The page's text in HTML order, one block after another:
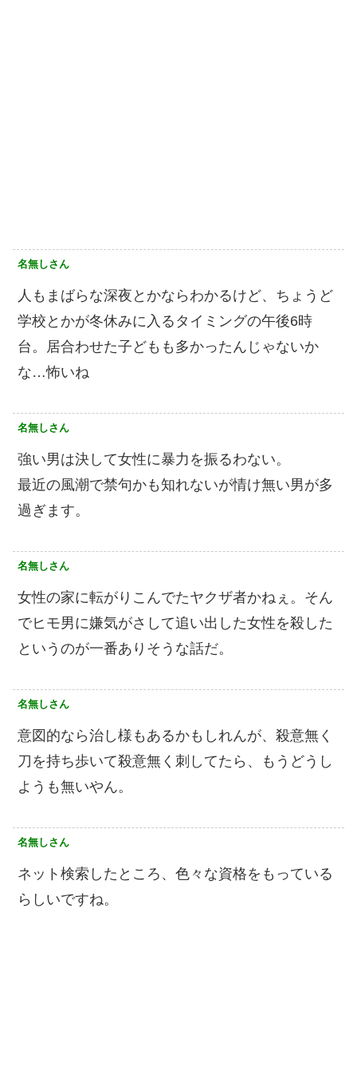
名無しさん
人もまばらな深夜とかならわかるけど、ちょうど
学校とかが冬休みに入るタイミングの午後6時
台。居合わせた子どもも多かったんじゃないか
な…怖いね
名無しさん
強い男は決して女性に暴力を振るわない。
最近の風潮で禁句かも知れないが情け無い男が多
過ぎます。
名無しさん
女性の家に転がりこんでたヤクザ者かねぇ。そん
でヒモ男に嫌気がさして追い出した女性を殺した
というのが一番ありそうな話だ。
名無しさん
意図的なら治し様もあるかもしれんが、殺意無く
刀を持ち歩いて殺意無く刺してたら、もうどうし
ようも無いやん。
名無しさん
ネット検索したところ、色々な資格をもっている
らしいですね。